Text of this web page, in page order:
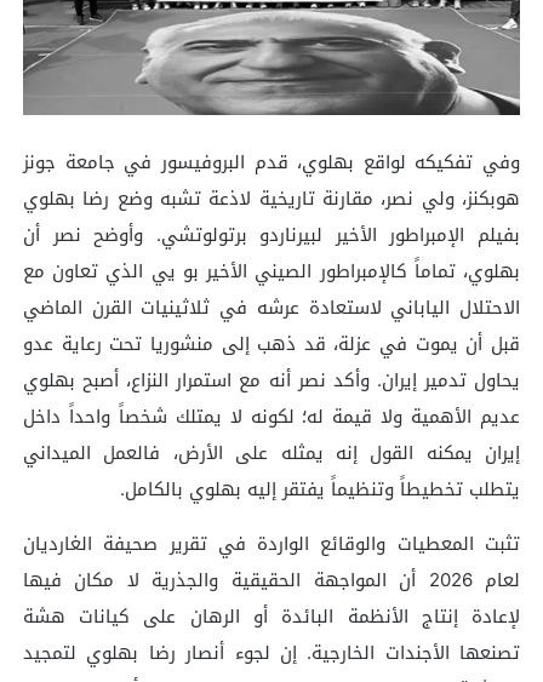
وفي تفكيكه لواقع بهلوي، قدم البروفيسور في جامعة جونز
هوبكنز، ولي نصر، مقارنة تاريخية لاذعة تشبه وضع رضا بهلوي
بفيلم الإمبراطور الأخير لبيرناردو برتولوتشي. وأوضح نصر أن
بهلوي، تماماً كالإمبراطور الصيني الأخير بو يي الذي تعاون مع
الاحتلال الياباني لاستعادة عرشه في ثلاثينيات القرن الماضي
قبل أن يموت في عزلة، قد ذهب إلى منشوريا تحت رعاية عدو
يحاول تدمير إيران. وأكد نصر أنه مع استمرار النزاع، أصبح بهلوي
عديم الأهمية ولا قيمة له؛ لكونه لا يمتلك شخصاً واحداً داخل
إيران يمكنه القول إنه يمثله على الأرض، فالعمل الميداني
يتطلب تخطيطاً وتنظيماً يفتقر إليه بهلوي بالكامل.
تثبت المعطيات والوقائع الواردة في تقرير صحيفة الغارديان
لعام 2026 أن المواجهة الحقيقية والجذرية لا مكان فيها
لإعادة إنتاج الأنظمة البائدة أو الرهان على كيانات هشة
تصنعها الأجندات الخارجية. إن لجوء أنصار رضا بهلوي لتمجيد